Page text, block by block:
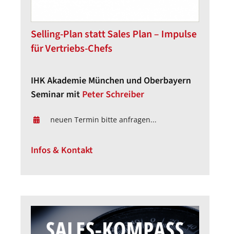
Selling-Plan statt Sales Plan – Impulse
für Vertriebs-Chefs
IHK Akademie München und Oberbayern
Seminar mit Peter Schreiber
neuen Termin bitte anfragen...
Infos & Kontakt